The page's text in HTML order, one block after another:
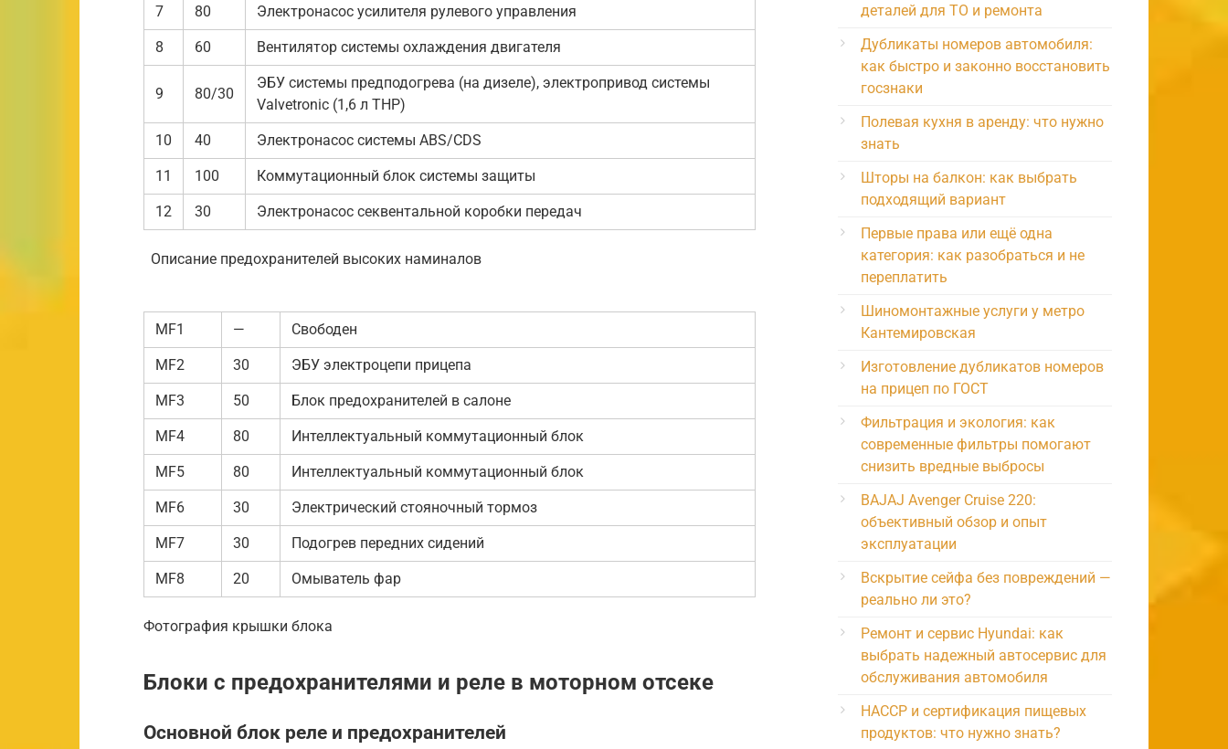
7 80 Электронасос усилителя рулевого управления
8 60 Вентилятор системы охлаждения двигателя
9 80/30
ЭБУ системы предподогрева (на дизеле), электропривод системы
Valvetronic (1,6 л ТНР)
10 40 Электронасос системы ABS/CDS
11 100 Коммутационный блок системы защиты
12 30 Электронасос секвентальной коробки передач
Описание предохранителей высоких наминалов
MF1 — Свободен
MF2 30 ЭБУ электроцепи прицепа
MF3 50 Блок предохранителей в салоне
MF4 80 Интеллектуальный коммутационный блок
MF5 80 Интеллектуальный коммутационный блок
MF6 30 Электрический стояночный тормоз
MF7 30 Подогрев передних сидений
MF8 20 Омыватель фар
Фотография крышки блока
Блоки с предохранителями и реле в моторном отсеке
Основной блок реле и предохранителей
деталей для ТО и ремонта
Дубликаты номеров автомобиля:
как быстро и законно восстановить
госзнаки
Полевая кухня в аренду: что нужно
знать
Шторы на балкон: как выбрать
подходящий вариант
Первые права или ещё одна
категория: как разобраться и не
переплатить
Шиномонтажные услуги у метро
Кантемировская
Изготовление дубликатов номеров
на прицеп по ГОСТ
Фильтрация и экология: как
современные фильтры помогают
снизить вредные выбросы
BAJAJ Avenger Cruise 220:
объективный обзор и опыт
эксплуатации
Вскрытие сейфа без повреждений —
реально ли это?
Ремонт и сервис Hyundai: как
выбрать надежный автосервис для
обслуживания автомобиля
HACCP и сертификация пищевых
продуктов: что нужно знать?